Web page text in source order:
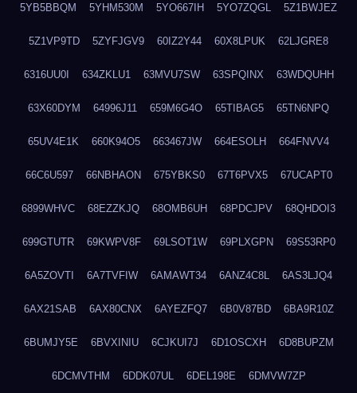
5YB5BBQM 5YHM530M 5YO667IH 5YO7ZQGL 5Z1BWJEZ
5Z1VP9TD 5ZYFJGV9 60IZ2Y44 60X8LPUK 62LJGRE8
6316UU0I 634ZKLU1 63MVU7SW 63SPQINX 63WDQUHH
63X60DYM 64996J11 659M6G4O 65TIBAG5 65TN6NPQ
65UV4E1K 660K94O5 663467JW 664ESOLH 664FNVV4
66C6U597 66NBHAON 675YBKS0 67T6PVX5 67UCAPT0
6899WHVC 68EZZKJQ 68OMB6UH 68PDCJPV 68QHDOI3
699GTUTR 69KWPV8F 69LSOT1W 69PLXGPN 69S53RP0
6A5ZOVTI 6A7TVFIW 6AMAWT34 6ANZ4C8L 6AS3LJQ4
6AX21SAB 6AX80CNX 6AYEZFQ7 6B0V87BD 6BA9R10Z
6BUMJY5E 6BVXINIU 6CJKUI7J 6D1OSCXH 6D8BUPZM
6DCMVTHM 6DDK07UL 6DEL198E 6DMVW7ZP